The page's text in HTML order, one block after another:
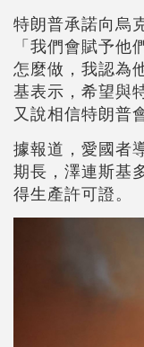
特朗普承諾向烏
「我們會賦予
怎麼做，我認為
基表示，希望與
又說相信特朗普
據報道，愛國者
期長，澤連斯基
得生產許可證。